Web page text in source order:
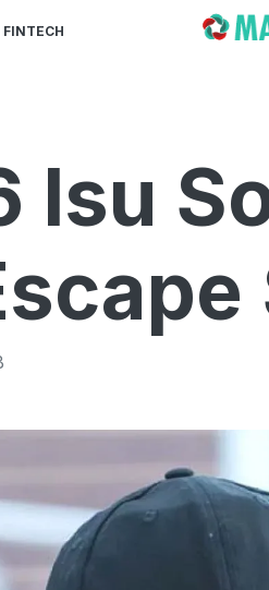
FINTECH
Isu